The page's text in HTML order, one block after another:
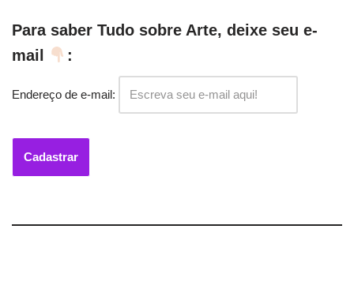
Para saber Tudo sobre Arte, deixe seu e-
mail
:
Endereço de e-mail: